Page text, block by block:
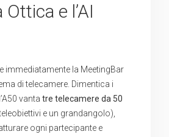
e l’AI
immediatamente la MeetingBar
di telecamere. Dimentica i
vanta tre telecamere da 50
e un grandangolo),
ogni partecipante e